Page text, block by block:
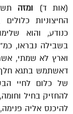
(אות ד) ומזה
החיצוניות
כנודע, והוא
בשבילה נבראו,
וארץ לא שמתי,
דאשתמש בתגא
של כלום לחיי
להחזיק בחיל
להיכנס אליה